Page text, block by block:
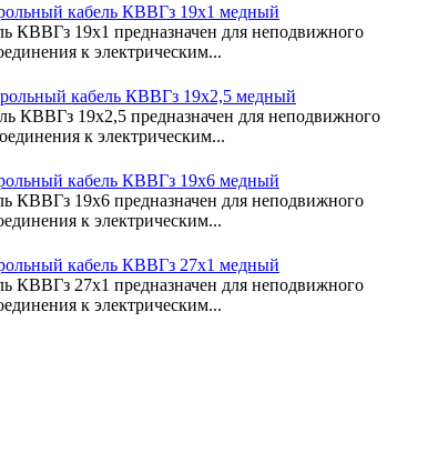
кабель КВВГз 19х1 медный
КВВГз 19х1 предназначен для неподвижного
к электрическим...
кабель КВВГз 19х2,5 медный
КВВГз 19х2,5 предназначен для неподвижного
к электрическим...
кабель КВВГз 19х6 медный
КВВГз 19х6 предназначен для неподвижного
к электрическим...
кабель КВВГз 27х1 медный
КВВГз 27х1 предназначен для неподвижного
к электрическим...